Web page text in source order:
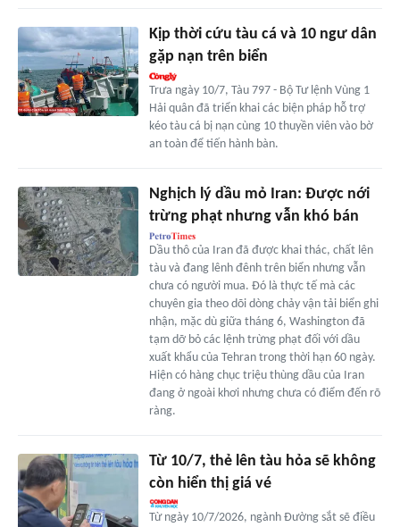
Kịp thời cứu tàu cá và 10 ngư dân
gặp nạn trên biển
Trưa ngày 10/7, Tàu 797 - Bộ Tư lệnh Vùng 1
Hải quân đã triển khai các biện pháp hỗ trợ
kéo tàu cá bị nạn cùng 10 thuyền viên vào bờ
an toàn để tiến hành bàn.
Nghịch lý dầu mỏ Iran: Được nới
trừng phạt nhưng vẫn khó bán
Dầu thô của Iran đã được khai thác, chất lên
tàu và đang lênh đênh trên biển nhưng vẫn
chưa có người mua. Đó là thực tế mà các
chuyên gia theo dõi dòng chảy vận tải biển ghi
nhận, mặc dù giữa tháng 6, Washington đã
tạm dỡ bỏ các lệnh trừng phạt đối với dầu
xuất khẩu của Tehran trong thời hạn 60 ngày.
Hiện có hàng chục triệu thùng dầu của Iran
đang ở ngoài khơi nhưng chưa có điểm đến rõ
ràng.
Từ 10/7, thẻ lên tàu hỏa sẽ không
còn hiển thị giá vé
Từ ngày 10/7/2026, ngành Đường sắt sẽ điều